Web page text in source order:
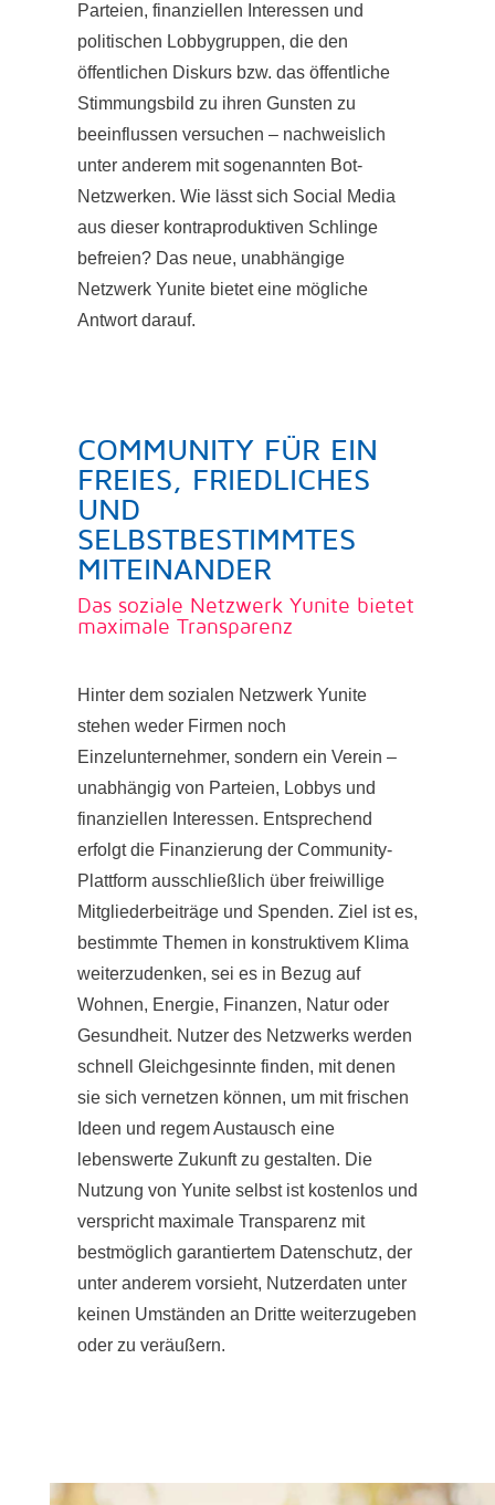
Parteien, finanziellen Interessen und
politischen Lobbygruppen, die den
öffentlichen Diskurs bzw. das öffentliche
Stimmungsbild zu ihren Gunsten zu
beeinflussen versuchen – nachweislich
unter anderem mit sogenannten Bot-
Netzwerken. Wie lässt sich Social Media
aus dieser kontraproduktiven Schlinge
befreien? Das neue, unabhängige
Netzwerk Yunite bietet eine mögliche
Antwort darauf.
COMMUNITY FÜR EIN
FREIES, FRIEDLICHES
UND
SELBSTBESTIMMTES
MITEINANDER
Das soziale Netzwerk Yunite bietet
maximale Transparenz
Hinter dem sozialen Netzwerk Yunite
stehen weder Firmen noch
Einzelunternehmer, sondern ein Verein –
unabhängig von Parteien, Lobbys und
finanziellen Interessen. Entsprechend
erfolgt die Finanzierung der Community-
Plattform ausschließlich über freiwillige
Mitgliederbeiträge und Spenden. Ziel ist es,
bestimmte Themen in konstruktivem Klima
weiterzudenken, sei es in Bezug auf
Wohnen, Energie, Finanzen, Natur oder
Gesundheit. Nutzer des Netzwerks werden
schnell Gleichgesinnte finden, mit denen
sie sich vernetzen können, um mit frischen
Ideen und regem Austausch eine
lebenswerte Zukunft zu gestalten. Die
Nutzung von Yunite selbst ist kostenlos und
verspricht maximale Transparenz mit
bestmöglich garantiertem Datenschutz, der
unter anderem vorsieht, Nutzerdaten unter
keinen Umständen an Dritte weiterzugeben
oder zu veräußern.